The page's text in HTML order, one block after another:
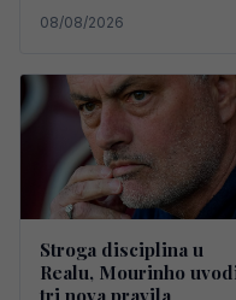
08/08/2026
Stroga disciplina u
Realu, Mourinho
tri nova pravila